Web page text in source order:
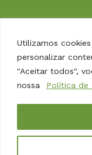
Utilizamos
personalizar
"Aceitar todos",
nossa
Política de
Copyright